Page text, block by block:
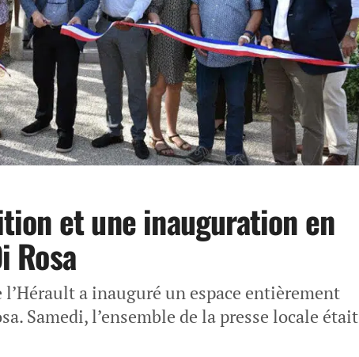
et une inauguration en
Rosa
l’Hérault a inauguré un espace entièrement
Samedi, l’ensemble de la presse locale était